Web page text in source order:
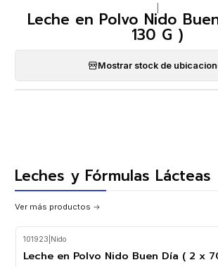
Leche en Polvo Nido
130 G )
Mostrar stock de
Leches y Fórmulas Lácteas
Ver más productos
101923 Nido
Leche en Polvo Nido Buen Día ( 2 x